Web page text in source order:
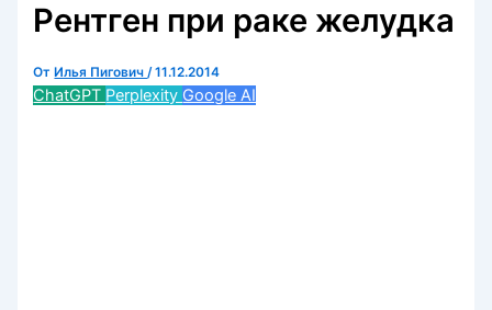
Рентген при раке желудка
От Илья Пигович/11.12.2014
ChatGPT Perplexity Google AI